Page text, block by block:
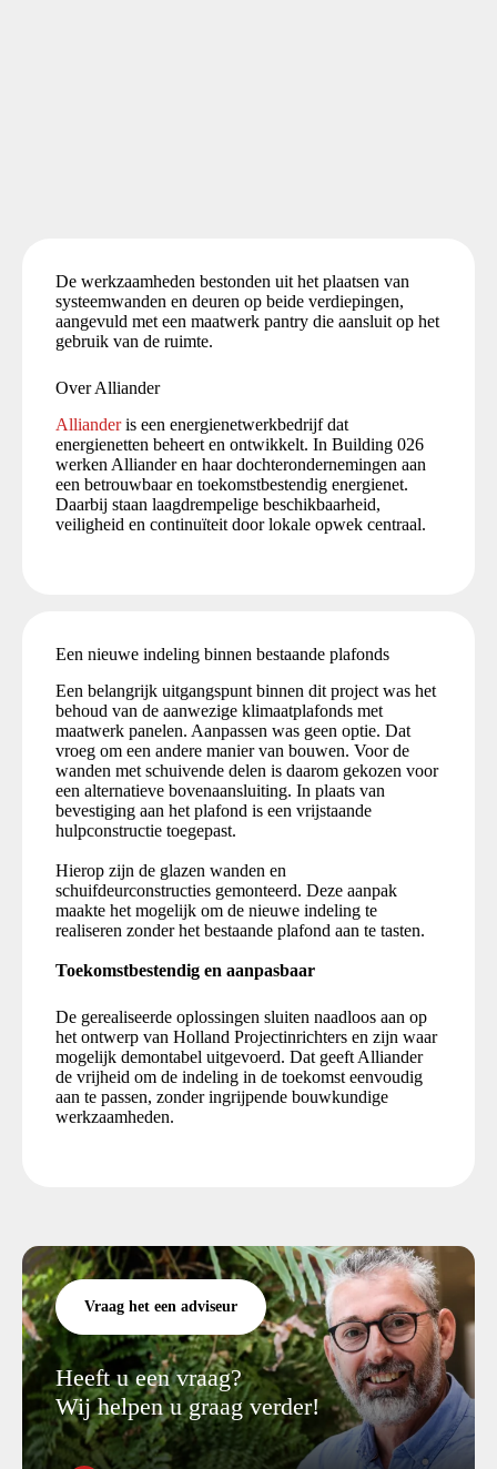
De werkzaamheden bestonden uit het plaatsen van
systeemwanden en deuren op beide verdiepingen,
aangevuld met een maatwerk pantry die aansluit op het
gebruik van de ruimte.
Over Alliander
Allianderis een energienetwerkbedrijf dat
energienetten beheert en ontwikkelt. In Building 026
werken Alliander en haar dochterondernemingen aan
een betrouwbaar en toekomstbestendig energienet.
Daarbij staan laagdrempelige beschikbaarheid,
veiligheid en continuïteit door lokale opwek centraal.
Een nieuwe indeling binnen bestaande plafonds
Een belangrijk uitgangspunt binnen dit project was het
behoud van de aanwezige klimaatplafonds met
maatwerk panelen. Aanpassen was geen optie. Dat
vroeg om een andere manier van bouwen. Voor de
wanden met schuivende delen is daarom gekozen voor
een alternatieve bovenaansluiting. In plaats van
bevestiging aan het plafond is een vrijstaande
hulpconstructie toegepast.
Hierop zijn de glazen wanden en
schuifdeurconstructies gemonteerd. Deze aanpak
maakte het mogelijk om de nieuwe indeling te
realiseren zonder het bestaande plafond aan te tasten.
Toekomstbestendig en aanpasbaar
De gerealiseerde oplossingen sluiten naadloos aan op
het ontwerp van Holland Projectinrichters en zijn waar
mogelijk demontabel uitgevoerd. Dat geeft Alliander
de vrijheid om de indeling in de toekomst eenvoudig
aan te passen, zonder ingrijpende bouwkundige
werkzaamheden.
Vraag het een adviseur
Heeft u een vraag?
Wij helpen u graag verder!